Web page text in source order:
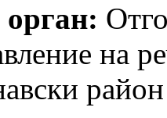
на